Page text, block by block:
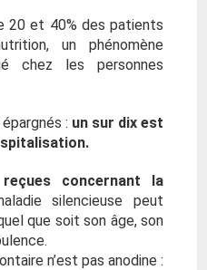
20 et 40% des patients
un phénomène
chez les personnes
: un sur dix est
concernant la
silencieuse peut
que soit son âge, son
n’est pas anodine :